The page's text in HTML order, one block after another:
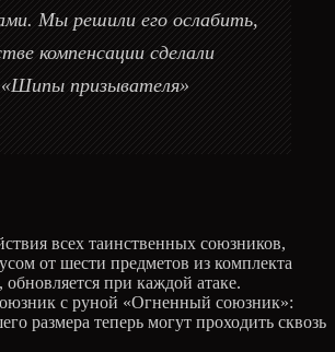
Мы решили его ослабить,
компенсации сделали
«Шипы призывателя»
всех таинственных союзников,
от шести предметов из комплекта
при каждой атаке.
с руной «Огненный союзник»:
размера теперь могут проходить сквозь